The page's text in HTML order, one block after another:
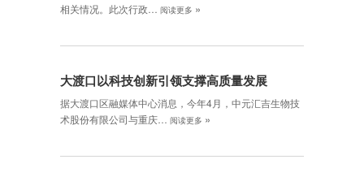
相关情况。此次行政…
阅读更多 »
大渡口以科技创新引领支撑高质量发展
据大渡口区融媒体中心消息，今年4月，中元汇吉生物技
术股份有限公司与重庆…
阅读更多 »